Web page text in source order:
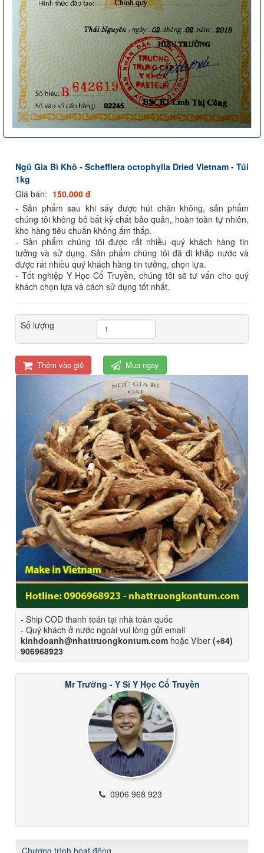
Ngũ Gia Bì Khô - Schefflera octophylla Dried Vietnam - Túi
1kg
Giá bán: 150.000 đ
- Sản phẩm sau khi sấy được hút chân không, sản phẩm
chúng tôi không bỏ bất kỳ chất bảo quản, hoàn toàn tự nhiên,
kho hàng tiêu chuẩn không ẩm thấp.
- Sản phẩm chúng tôi được rất nhiều quý khách hàng tin
tưởng và sử dụng. Sản phẩm chúng tôi đã đi khắp nước và
được rất nhiều quý khách hàng tin tưởng, chọn lựa.
- Tốt nghiệp Y Học Cổ Truyền, chúng tôi sẽ tư vấn cho quý
khách chọn lựa và cách sử dụng tốt nhất.
Số lượng
Thêm vào giỏ Mua ngay
- Ship COD thanh toán tại nhà toàn quốc
- Quý khách ở nước ngoài vui lòng gửi email
kinhdoanh@nhattruongkontum.com hoặc Viber (+84)
906968923
Mr Trường - Y Sĩ Y Học Cổ Truyền
0906 968 923
Chương trình hoạt động